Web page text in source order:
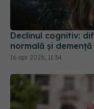
Declinul cognitiv:
normală și demență
16 apr 2026, 11:34